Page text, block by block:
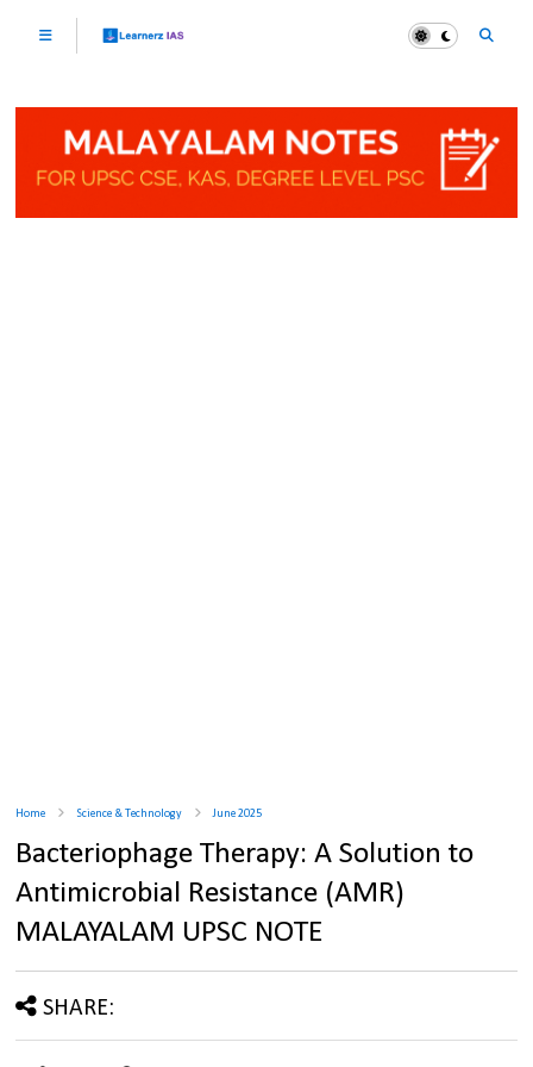
Home Science & Technology June 2025
Bacteriophage Therapy: A Solution to
Antimicrobial Resistance (AMR)
MALAYALAM UPSC NOTE
SHARE: